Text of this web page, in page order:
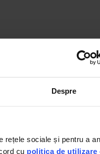
Despre
rețele sociale și pentru a
cu politica de utilizare